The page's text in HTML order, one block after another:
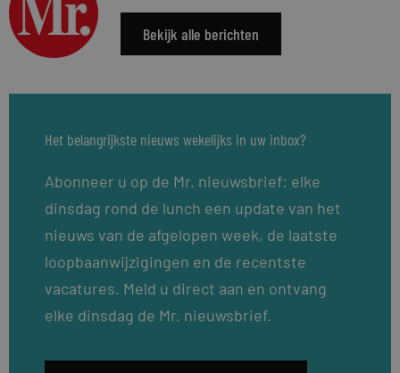
Bekijk alle berichten
Het belangrijkste nieuws wekelijks in uw inbox?
Abonneer u op de Mr. nieuwsbrief: elke
dinsdag rond de lunch een update van het
nieuws van de afgelopen week, de laatste
loopbaanwijzigingen en de recentste
vacatures. Meld u direct aan en ontvang
elke dinsdag de Mr. nieuwsbrief.